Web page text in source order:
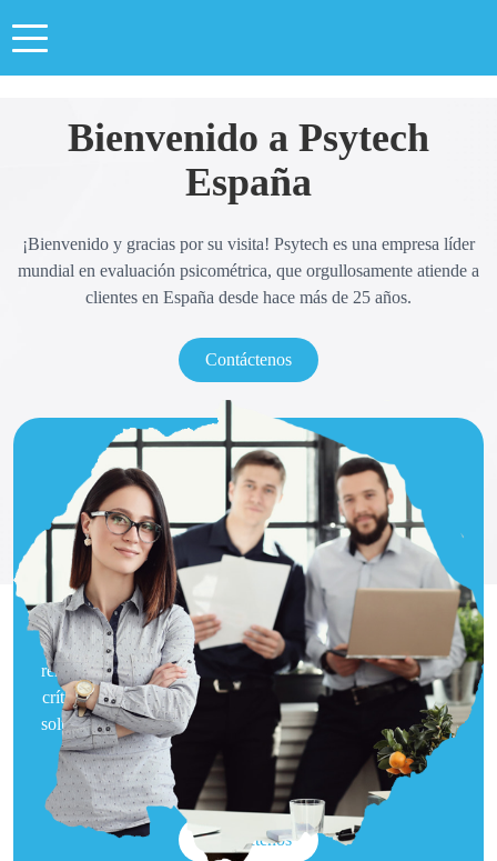
Toggle navigation
Bienvenido a Psytech
España
¡Bienvenido y gracias por su visita! Psytech es una empresa líder
mundial en evaluación psicométrica, que orgullosamente atiende a
clientes en España desde hace más de 25 años.
Contáctenos
Impulsando el éxito
empresarial
Estamos comprometidos con ayudar a las organizaciones
de España a aumentar la productividad y mejorar el
rendimiento, abordando los desafíos de capital humano más
críticos en el dinámico entorno empresarial actual. Nuestras
soluciones de evaluación psicométrica de primer nivel están
diseñadas para ayudarle a afrontar los retos más
apremiantes de los recursos humanos.
Contáctenos